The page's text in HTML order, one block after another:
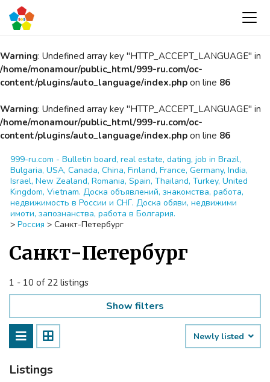
Warning: Undefined array key "HTTP_ACCEPT_LANGUAGE" in
/home/monamour/public_html/999-ru.com/oc-
content/plugins/auto_language/index.php on line 86
Warning: Undefined array key "HTTP_ACCEPT_LANGUAGE" in
/home/monamour/public_html/999-ru.com/oc-
content/plugins/auto_language/index.php on line 86
999-ru.com - Bulletin board, real estate, dating, job in Brazil,
Bulgaria, USA, Canada, China, Finland, France, Germany, India,
Israel, New Zealand, Romania, Spain, Thailand, Turkey, United
Kingdom, Vietnam. Доска объявлений, знакомства, работа,
недвижимость в России и СНГ. Доска обяви, недвижими
имоти, запознанства, работа в Болгария.
> Россия > Санкт-Петербург
Санкт-Петербург
1 - 10 of 22 listings
Show filters
Newly listed
Listings